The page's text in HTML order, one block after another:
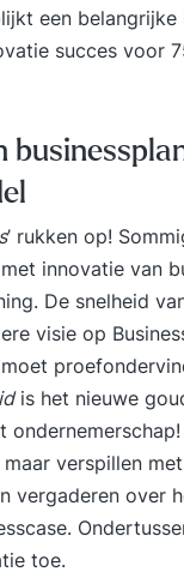
een
succes voor
’ rukken op!
innovatie van
De snelheid
visie op
is het nieuwe
verspillen met
vergaderen over
toe.